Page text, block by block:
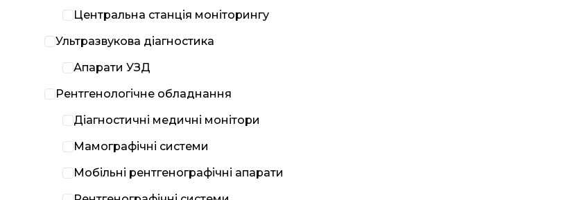
Центральна станція моніторингу
Ультразвукова діагностика
Апарати УЗД
Рентгенологічне обладнання
Діагностичні медичні монітори
Мамографічні системи
Мобільні рентгенографічні апарати